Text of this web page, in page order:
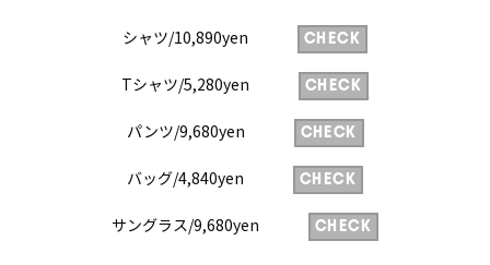
シャツ/10,890yen CHECK
Tシャツ/5,280yen CHECK
パンツ/9,680yen CHECK
バッグ/4,840yen CHECK
サングラス/9,680yen CHECK